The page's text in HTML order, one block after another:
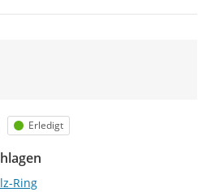
Status
Erledigt
Ring